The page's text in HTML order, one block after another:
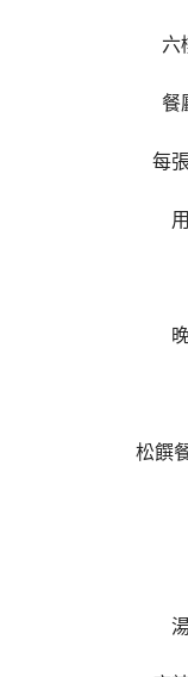
六
餐
每
松饌